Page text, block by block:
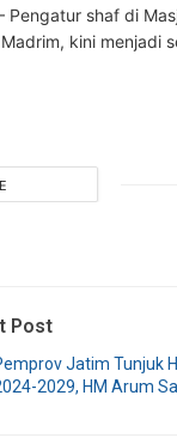
Pengatur shaf di
kini menjadi
Post
Jatim Tunjuk
2029, HM Arum